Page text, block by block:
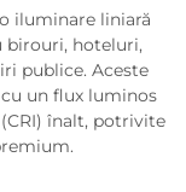
iluminare liniară
birouri, hoteluri,
publice. Aceste
un flux luminos
înalt, potrivite